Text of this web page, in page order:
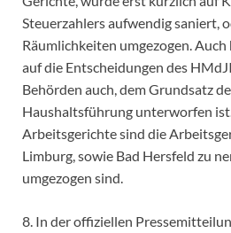
Steuerzahlers aufwendig saniert,
Räumlichkeiten umgezogen.
auf die Entscheidungen des
Behörden auch, dem Grundsatz
Haushaltsführung unterworfen
Arbeitsgerichte sind die
Limburg, sowie Bad Hersfeld zu
umgezogen sind.
8. In der offiziellen